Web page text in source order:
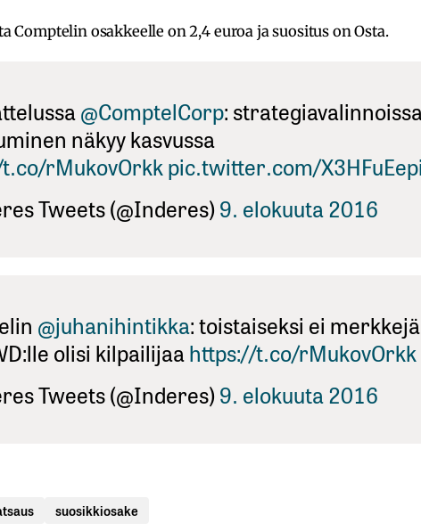
Comptelin osakkeelle on 2,4 euroa ja suositus on Osta.
@ComptelCorp:
näkyy kasvussa
rMukovOrkkpic.twitter.com/
Tweets (@Inderes)9. elokuuta 2016
@juhanihintikka: toistaiseksi ei
olisi kilpailijaahttps://t.co/rMukovOrkk
Tweets (@Inderes)9. elokuuta 2016
suosikkiosake